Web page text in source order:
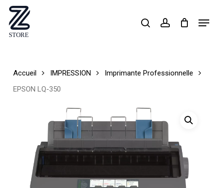
Skip
main
searchaccount
Accueil IMPRESSION
Imprimante Professionnelle
EPSON LQ-350